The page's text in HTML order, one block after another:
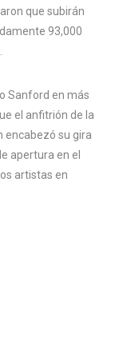
que subirán
93,000
Sanford en más
el anfitrión de la
encabezó su gira
apertura en el
artistas en